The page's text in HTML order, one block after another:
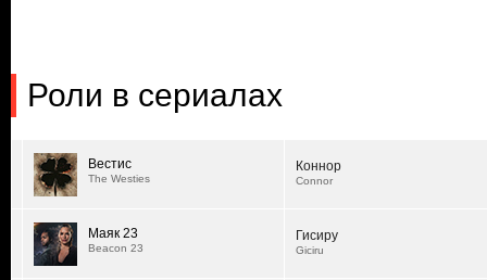
Роли в сериалах
Вестис
The Westies
Коннор
Connor
Маяк 23
Beacon 23
Гисиру
Giciru